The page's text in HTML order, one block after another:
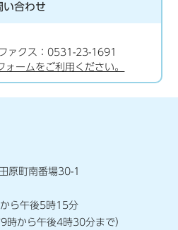
い合わせ
クス：0531-23-1691
ォームをご利用ください。
原町南番場30-1
ら午後5時15分
時から午後4時30分まで）